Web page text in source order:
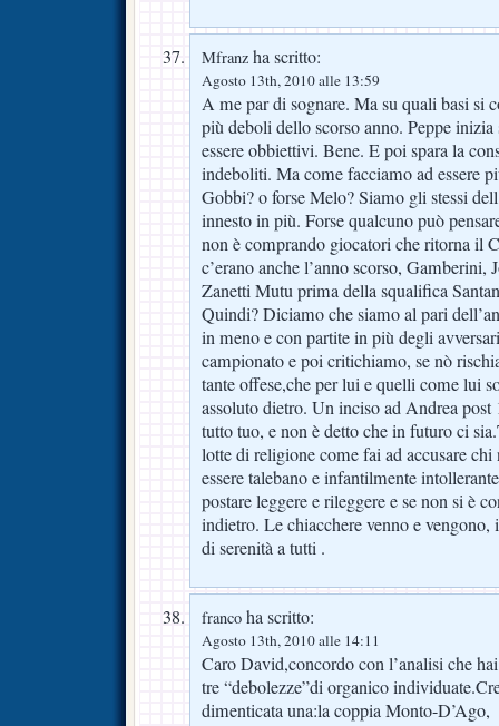
Mfranz ha scritto:
Agosto 13th, 2010 alle 13:59
A me par di sognare. Ma su quali basi si
più deboli dello scorso anno. Peppe
essere obbiettivi. Bene. E poi spara la
indeboliti. Ma come facciamo ad essere
Gobbi? o forse Melo? Siamo gli stessi
innesto in più. Forse qualcuno può
non è comprando giocatori che ritorna il
c’erano anche l’anno scorso,
Zanetti Mutu prima della squalifica
Quindi? Diciamo che siamo al pari
in meno e con partite in più degli
campionato e poi critichiamo, se nò
tante offese,che per lui e quelli come lui
assoluto dietro. Un inciso ad Andrea
tutto tuo, e non è detto che in futuro ci
lotte di religione come fai ad accusare
essere talebano e infantilmente
postare leggere e rileggere e se non si è
indietro. Le chiacchere venno e
di serenità a tutti .
franco ha scritto:
Agosto 13th, 2010 alle 14:11
Caro David,concordo con l’analisi che
tre “debolezze”di organico
dimenticata una:la coppia Monto-D’Ago,